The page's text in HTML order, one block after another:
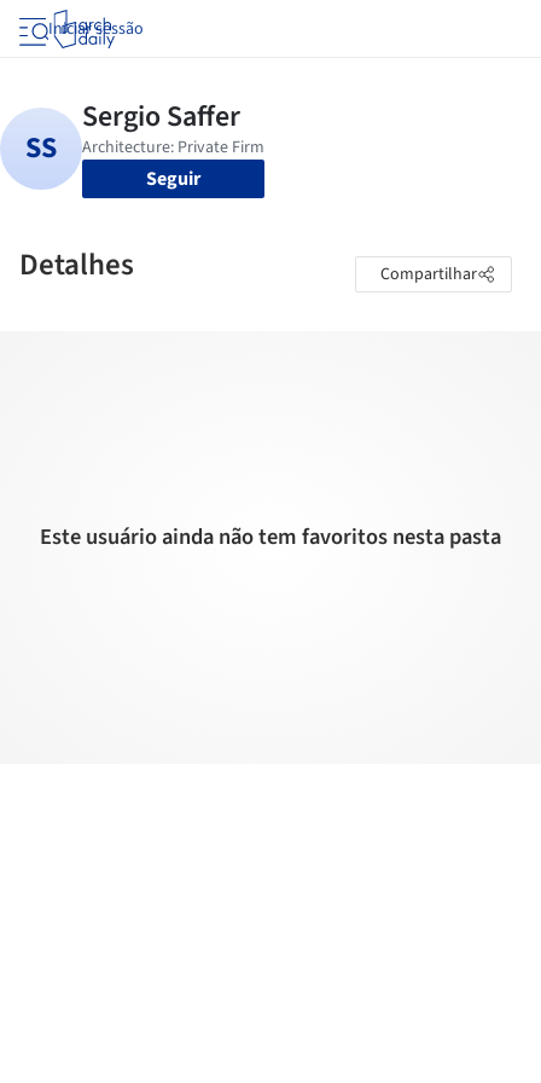
Iniciar sessão
Seguir
Detalhes Compartilhar
Este usuário ainda não tem favoritos nesta pasta